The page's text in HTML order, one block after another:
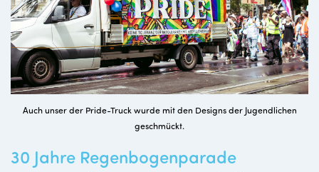
Auch unser der Pride-Truck wurde mit den Designs der Jugendlichen
geschmückt.
30 Jahre Regenbogenparade